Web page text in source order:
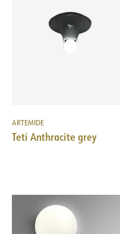
ARTEMIDE
Teti Anthracite grey